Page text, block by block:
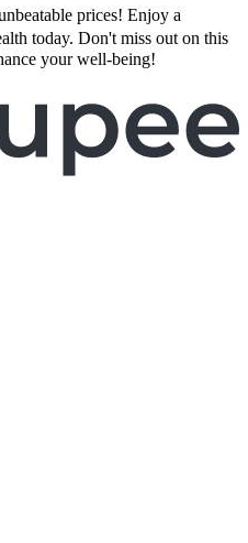
prices! Enjoy a
today. Don't miss out on this
your well-being!